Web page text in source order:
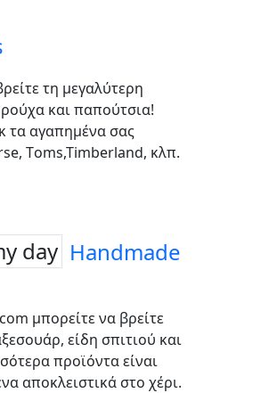
τη μεγαλύτερη
και παπούτσια!
τα αγαπημένα σας
Τoms,Timberland, κλπ.
Handmade
μπορείτε να βρείτε
είδη σπιτιού και
προϊόντα είναι
αποκλειστικά στο χέρι.